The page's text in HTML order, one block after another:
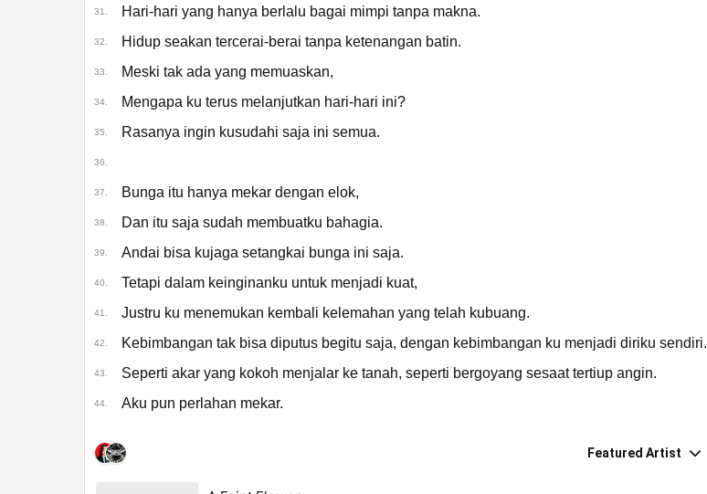
31. Hari-hari yang hanya berlalu bagai mimpi tanpa makna.
32. Hidup seakan tercerai-berai tanpa ketenangan batin.
33. Meski tak ada yang memuaskan,
34. Mengapa ku terus melanjutkan hari-hari ini?
35. Rasanya ingin kusudahi saja ini semua.
36.
37. Bunga itu hanya mekar dengan elok,
38. Dan itu saja sudah membuatku bahagia.
39. Andai bisa kujaga setangkai bunga ini saja.
40. Tetapi dalam keinginanku untuk menjadi kuat,
41. Justru ku menemukan kembali kelemahan yang telah kubuang.
42. Kebimbangan tak bisa diputus begitu saja, dengan kebimbangan ku menjadi diriku sendiri.
43. Seperti akar yang kokoh menjalar ke tanah, seperti bergoyang sesaat tertiup angin.
44. Aku pun perlahan mekar.
Featured Artist